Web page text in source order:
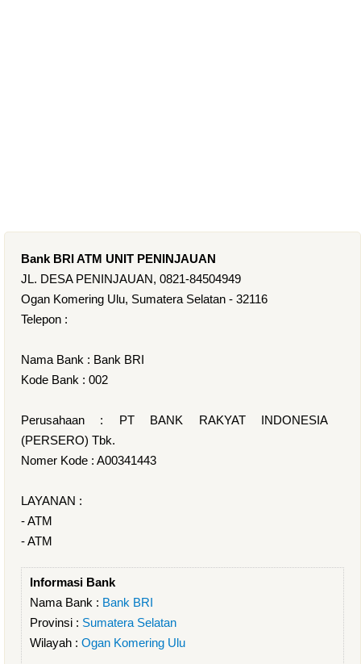
Bank BRI ATM UNIT PENINJAUAN
JL. DESA PENINJAUAN, 0821-84504949
Ogan Komering Ulu, Sumatera Selatan - 32116
Telepon :
Nama Bank : Bank BRI
Kode Bank : 002
Perusahaan : PT BANK RAKYAT INDONESIA
(PERSERO) Tbk.
Nomer Kode : A00341443
LAYANAN :
- ATM
- ATM
Informasi Bank
Nama Bank : Bank BRI
Provinsi : Sumatera Selatan
Wilayah : Ogan Komering Ulu